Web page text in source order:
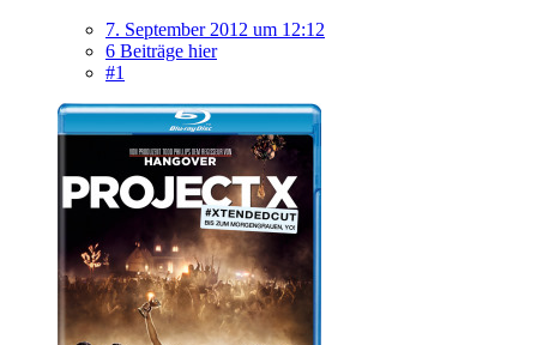
7. September 2012 um 12:12
6 Beiträge hier
#1